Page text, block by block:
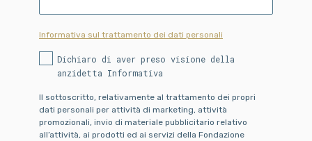
Informativa sul trattamento dei dati personali
Dichiaro di aver preso visione della
anzidetta Informativa
Il sottoscritto, relativamente al trattamento dei propri
dati personali per attività di marketing, attività
promozionali, invio di materiale pubblicitario relativo
all’attività, ai prodotti ed ai servizi della Fondazione